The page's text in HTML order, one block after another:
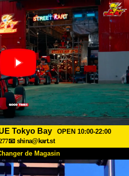
Tokyo Bay
OPEN 10:00-22:00
📧 shina@kart.st
de Magasin
ACCUEIL